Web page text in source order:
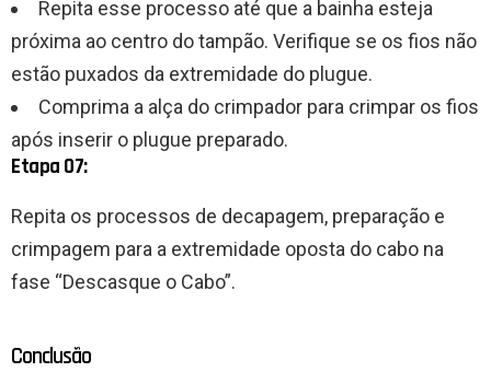
Repita esse processo até que a bainha esteja
próxima ao centro do tampão. Verifique se os fios não
estão puxados da extremidade do plugue.
Comprima a alça do crimpador para crimpar os fios
após inserir o plugue preparado.
Etapa 07:
Repita os processos de decapagem, preparação e
crimpagem para a extremidade oposta do cabo na
fase “Descasque o Cabo”.
Conclusão